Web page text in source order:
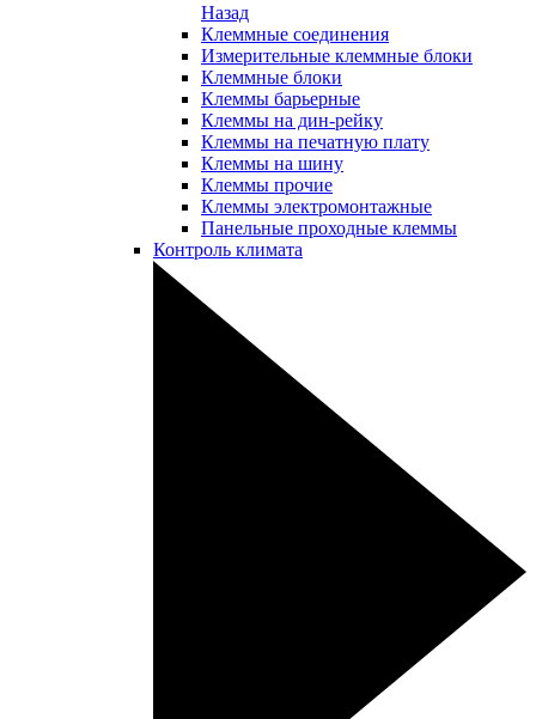
Назад
Клеммные соединения
Измерительные клеммные блоки
Клеммные блоки
Клеммы барьерные
Клеммы на дин-рейку
Клеммы на печатную плату
Клеммы на шину
Клеммы прочие
Клеммы электромонтажные
Панельные проходные клеммы
Контроль климата